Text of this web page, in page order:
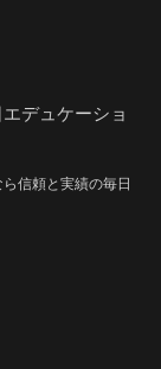
デュケーショ
信頼と実績の毎日